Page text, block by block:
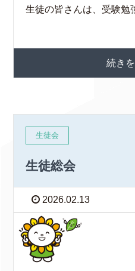
生徒の皆さんは、受験勉
続き
生徒会
生徒総会
2026.02.13